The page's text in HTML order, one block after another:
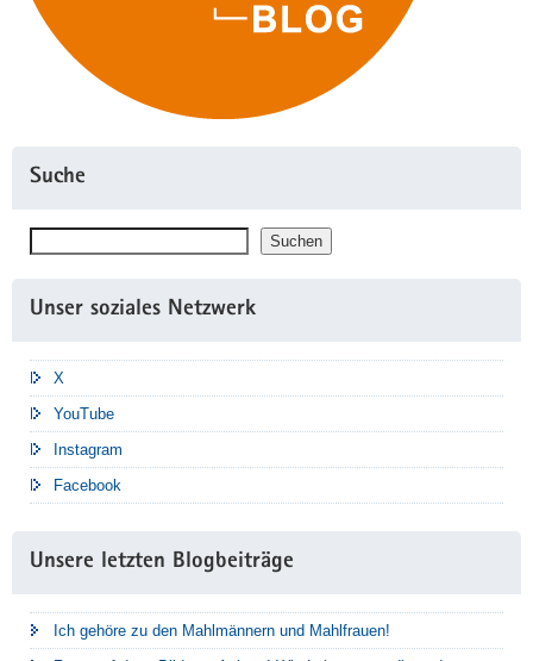
Suche
Suchen Suchen
Unser soziales Netzwerk
X
YouTube
Instagram
Facebook
Unsere letzten Blogbeiträge
Ich gehöre zu den Mahlmännern und Mahlfrauen!